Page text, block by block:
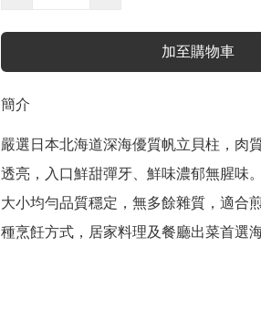
加至購物車
簡介
嚴選日本北海道深海優質帆立貝柱，肉
透亮，入口鮮甜彈牙、鮮味濃郁無腥味
大小均勻品質穩定，無多餘雜質，適合
種烹飪方式，居家料理及餐廳出菜首選